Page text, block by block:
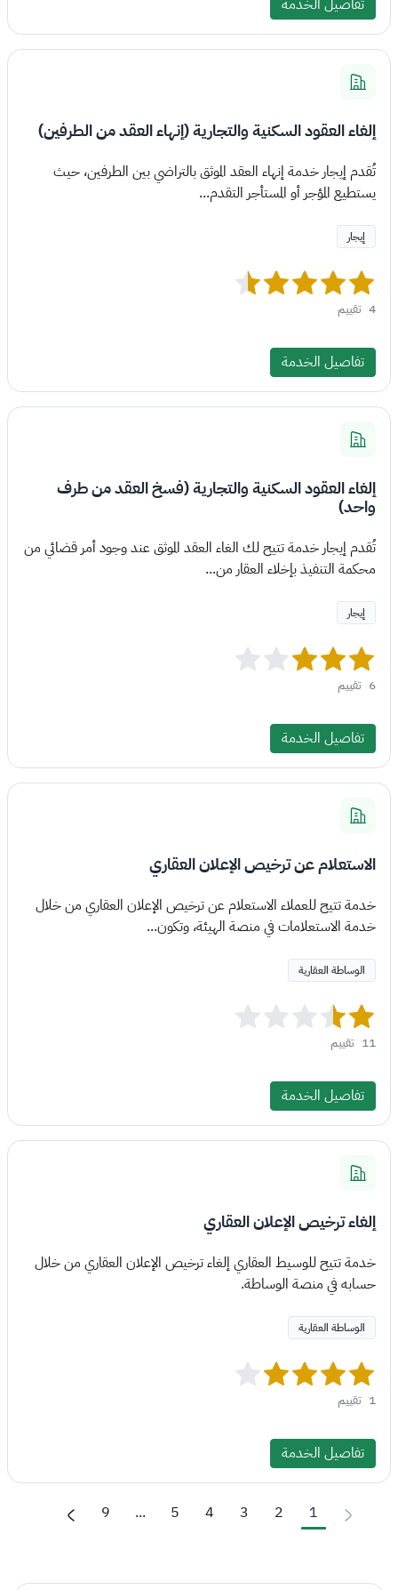
تفاصيل الخدمة
إلغاء العقود السكنية والتجارية (إنهاء العقد من الطرفين)
تُقدم إيجار خدمة إنهاء العقد الموثق بالتراضي بين الطرفين، حيث
يستطيع المؤجر أو المستأجر التقدم...
إيجار
4 تقييم
تفاصيل الخدمة
إلغاء العقود السكنية والتجارية (فسخ العقد من طرف
واحد)
تُقدم إيجار خدمة تتيح لك الغاء العقد الموثق عند وجود أمر قضائي من
محكمة التنفيذ بإخلاء العقار من...
إيجار
6 تقييم
تفاصيل الخدمة
الاستعلام عن ترخيص الإعلان العقاري
خدمة تتيح للعملاء الاستعلام عن ترخيص الإعلان العقاري من خلال
خدمة الاستعلامات في منصة الهيئة، وتكون...
الوساطة العقارية
11 تقييم
تفاصيل الخدمة
إلغاء ترخيص الإعلان العقاري
خدمة تتيح للوسيط العقاري إلغاء ترخيص الإعلان العقاري من خلال
حسابه في منصة الوساطة.
الوساطة العقارية
1 تقييم
تفاصيل الخدمة
1
2
3
4
5
...
9